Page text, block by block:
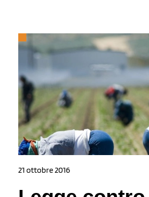
21 ottobre 2016